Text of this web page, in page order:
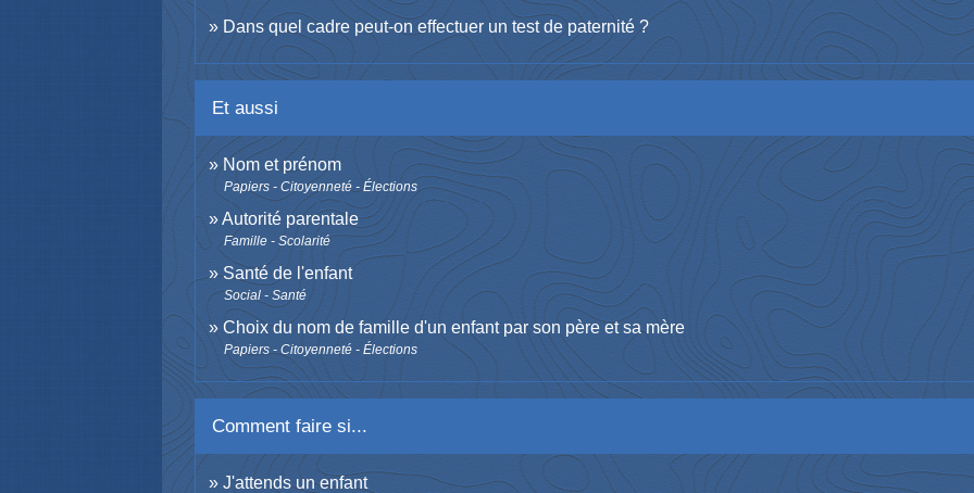
Dans quel cadre peut-on effectuer un test de paternité ?
Et aussi
Nom et prénom
Papiers - Citoyenneté - Élections
Autorité parentale
Famille - Scolarité
Santé de l'enfant
Social - Santé
Choix du nom de famille d'un enfant par son père et sa mère
Papiers - Citoyenneté - Élections
Comment faire si...
J'attends un enfant